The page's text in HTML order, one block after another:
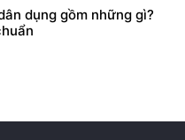
dụng gồm những gì?